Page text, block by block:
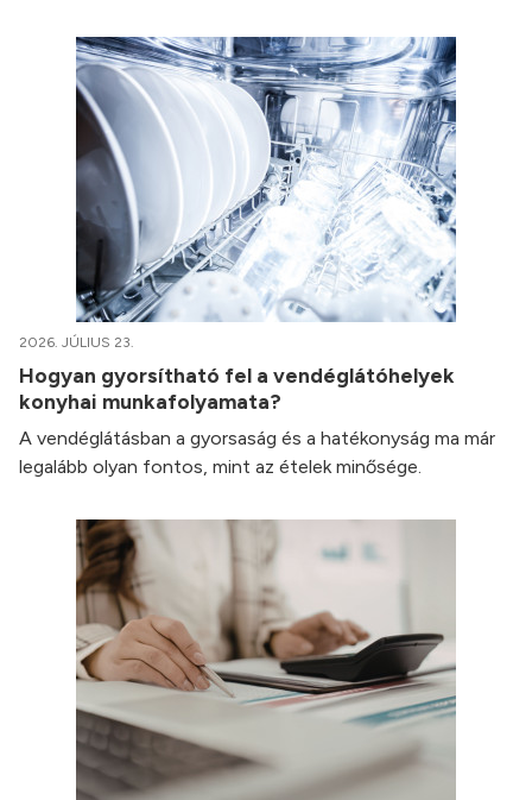
2026. JÚLIUS 23.
Hogyan gyorsítható fel a vendéglátóhelyek
konyhai munkafolyamata?
A vendéglátásban a gyorsaság és a hatékonyság ma már
legalább olyan fontos, mint az ételek minősége.